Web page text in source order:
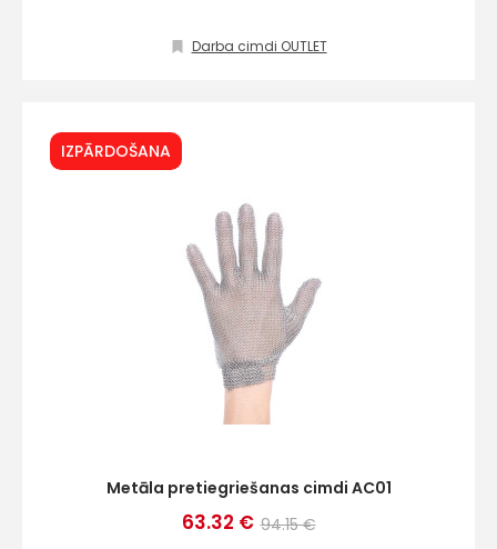
Darba cimdi OUTLET
IZPĀRDOŠANA
Metāla pretiegriešanas cimdi AC01
63.32 € 94.15 €